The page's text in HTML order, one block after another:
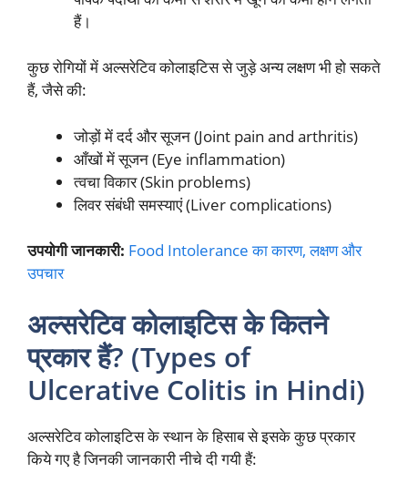
हैं।
कुछ रोगियों में अल्सरेटिव कोलाइटिस से जुड़े अन्य लक्षण भी हो सकते
हैं, जैसे की:
जोड़ों में दर्द और सूजन (Joint pain and arthritis)
आँखों में सूजन (Eye inflammation)
त्वचा विकार (Skin problems)
लिवर संबंधी समस्याएं (Liver complications)
उपयोगी जानकारी: Food Intolerance का कारण, लक्षण और
उपचार
अल्सरेटिव कोलाइटिस के कितने
प्रकार हैं? (Types of
Ulcerative Colitis in Hindi)
अल्सरेटिव कोलाइटिस के स्थान के हिसाब से इसके कुछ प्रकार
किये गए है जिनकी जानकारी नीचे दी गयी हैं: